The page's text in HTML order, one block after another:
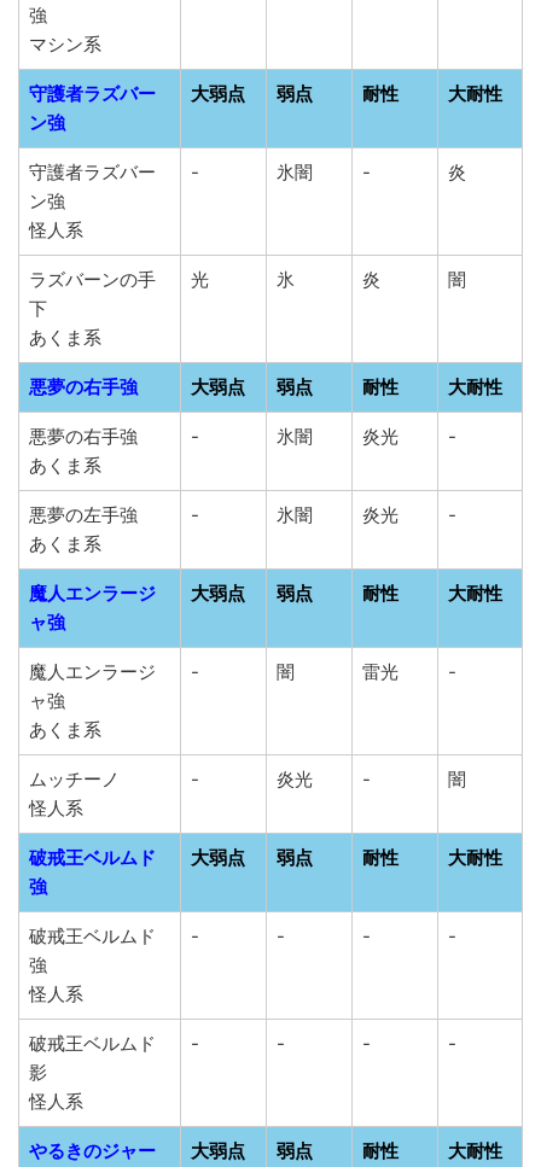
強
マシン系
守護者ラズバー
ン強
大弱点 弱点 耐性 大耐性
守護者ラズバー
ン強
怪人系
- 氷闇 - 炎
ラズバーンの手
下
あくま系
光 氷 炎 闇
悪夢の右手強 大弱点 弱点 耐性 大耐性
悪夢の右手強
あくま系
- 氷闇 炎光 -
悪夢の左手強
あくま系
- 氷闇 炎光 -
魔人エンラージ
ャ強
大弱点 弱点 耐性 大耐性
魔人エンラージ
ャ強
あくま系
- 闇 雷光 -
ムッチーノ
怪人系
- 炎光 - 闇
破戒王ベルムド
強
大弱点 弱点 耐性 大耐性
破戒王ベルムド
強
怪人系
- - - -
破戒王ベルムド
影
怪人系
- - - -
やるきのジャー
大弱点 弱点 耐性 大耐性